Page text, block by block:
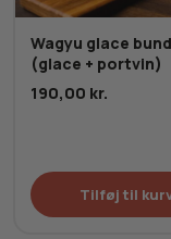
Wagyu glace
(glace + portvin)
190,00 kr.
Tilføj til